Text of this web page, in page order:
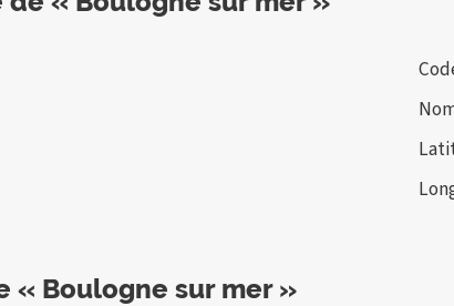
« Boulogne sur mer »